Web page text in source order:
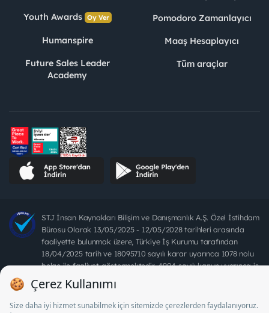
Youth Awards Oy Ver
Humanspire
Future Sales Leader
Academy
Pomodoro Zamanlayıcı
Maaş Hesaplayıcı
Tüm araçlar
STJ İnsan Kaynakları Bilişim ve Danışmanlık A.Ş. Özel İstihdam
Bürosu Olarak 13/05/2025 - 12/05/2028 tarihleri arasında
faaliyette bulunmak üzere, Türkiye İş Kurumu tarafından
18/04/2025 tarih ve 18095710 sayılı karar uyarınca 1078 nolu
belge ile faaliyet göstermektedir. 4904 sayılı kanun uyarınca iş
arayanlardan ücret alınması yasaktır.